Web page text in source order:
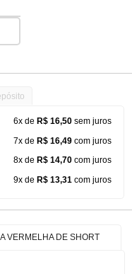
6x de R$ 16,50 sem juros
7x de R$ 16,49 com juros
8x de R$ 14,70 com juros
9x de R$ 13,31 com juros
VERMELHA DE SHORT